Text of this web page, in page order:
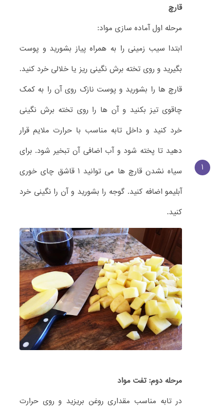
1
قارچ
مرحله اول آماده سازی مواد:
ابتدا سیب زمینی را به همراه پیاز بشورید و پوست
بگیرید و روی تخته برش نگینی ریز یا خلالی خرد کنید.
قارچ ها را بشورید و پوست نازک روی آن را به کمک
چاقوی تیز بکنید و آن ها را روی تخته برش نگینی
خرد کنید و داخل تابه مناسب با حرارت ملایم قرار
دهید تا پخته شود و آب اضافی آن تبخیر شود. برای
سیاه نشدن قارچ ها می توانید 1 قاشق چای خوری
آبلیمو اضافه کنید. گوجه را بشورید و آن را نگینی خرد
کنید.
مرحله دوم: تفت مواد
در تابه مناسب مقداری روغن بریزید و روی حرارت